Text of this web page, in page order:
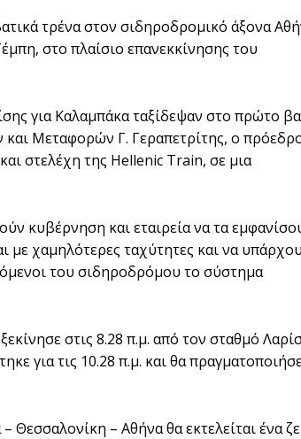
τρένα στον σιδηροδρομικό άξονα
στο πλαίσιο επανεκκίνησης του
για Καλαμπάκα ταξίδεψαν στο πρώτο
και Μεταφορών Γ. Γεραπετρίτης, ο
στελέχη της Hellenic Τrain, σε μια
κυβέρνηση και εταιρεία να τα
με χαμηλότερες ταχύτητες και να
του σιδηροδρόμου το σύστημα
στις 8.28 π.μ. από τον σταθμό
για τις 10.28 π.μ. και θα
– Αθήνα θα εκτελείται ένα